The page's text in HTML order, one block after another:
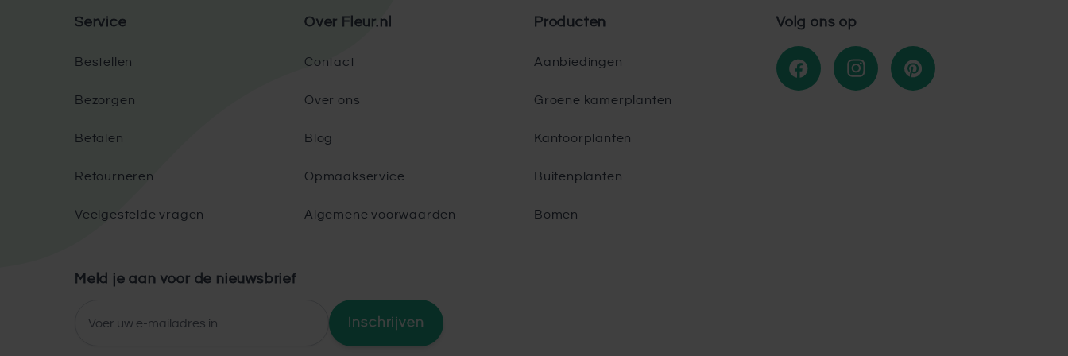
Service
Bestellen
Bezorgen
Betalen
Retourneren
Veelgestelde vragen
Over Fleur.nl
Contact
Over ons
Blog
Opmaakservice
Algemene voorwaarden
Producten
Aanbiedingen
Groene kamerplanten
Kantoorplanten
Buitenplanten
Bomen
Volg ons op
Meld je aan voor de nieuwsbrief
Inschrijven